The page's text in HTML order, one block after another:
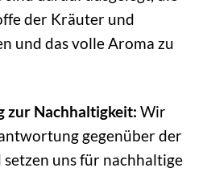
der Kräuter und
und das volle Aroma zu
zur Nachhaltigkeit: Wir
gegenüber der
uns für nachhaltige